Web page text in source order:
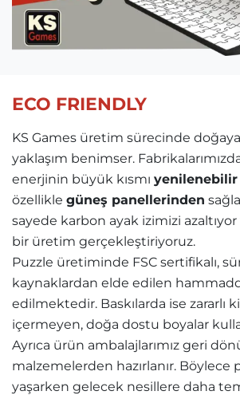
ECO FRIENDLY
KS Games üretim sürecinde
yaklaşım benimser.
enerjinin büyük kısmı
özellikle güneş panellerinden
sayede karbon ayak izimizi
bir üretim gerçekleştiriyoruz.
Puzzle üretiminde FSC sertifikalı,
kaynaklardan elde edilen
edilmektedir. Baskılarda ise zararlı
içermeyen, doğa dostu boyalar
Ayrıca ürün ambalajlarımız geri
malzemelerden hazırlanır. Böylece
yaşarken gelecek nesillere daha